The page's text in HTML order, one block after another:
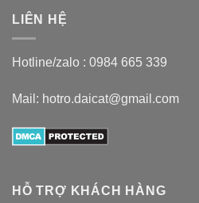
LIÊN HỆ
Hotline/zalo : 0984 665 339
Mail: hotro.daicat@gmail.com
HỖ TRỢ KHÁCH HÀNG